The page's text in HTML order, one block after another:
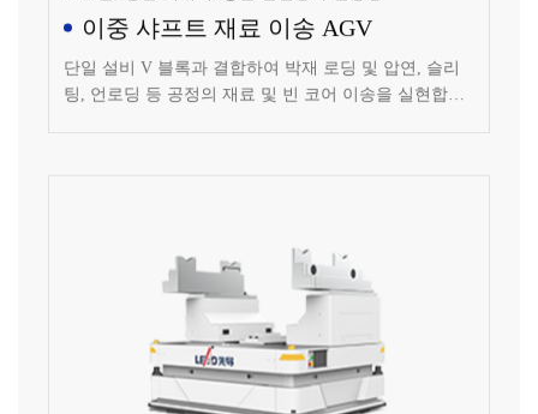
이중 샤프트 재료 이송 AGV
단일 설비 V 블록과 결합하여 박재 로딩 및 압연, 슬리
팅, 언로딩 등 공정의 재료 및 빈 코어 이송을 실현합니